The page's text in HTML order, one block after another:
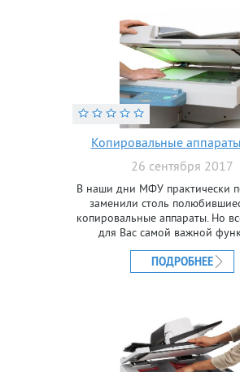
Копировальные
26 сентября 2017
В наши дни МФУ практически
заменили столь
копировальные аппараты. Но
для Вас самой важной
становится быстрое
смысл выбирать
ПОДРОБНЕЕ